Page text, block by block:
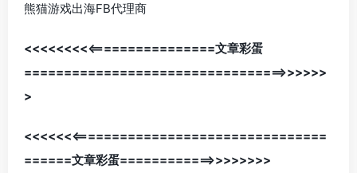
熊猫游戏出海FB代理商
<<<<<<<<<================文章彩蛋
=================================>>>>>>
>
<<<<<<<================================
======文章彩蛋============>>>>>>>>